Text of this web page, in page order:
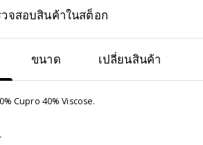
จสอบสินค้าในสต็อก
ขนาด เปลี่ยนสินค้า
Cupro 40% Viscose.